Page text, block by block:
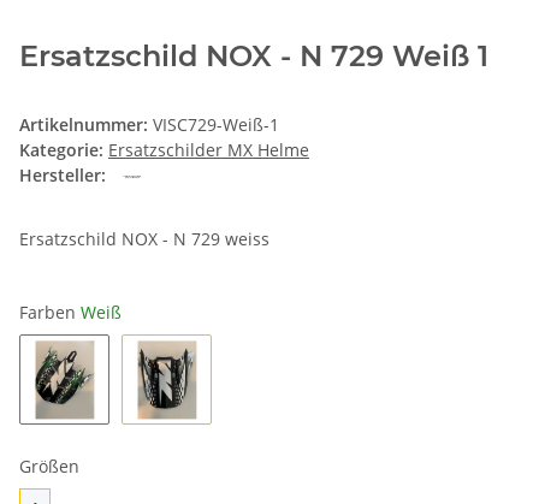
Ersatzschild NOX - N 729 Weiß 1
Artikelnummer: VISC729-Weiß-1
Kategorie: Ersatzschilder MX Helme
Hersteller:
Ersatzschild NOX - N 729 weiss
Farben Weiß
Größen